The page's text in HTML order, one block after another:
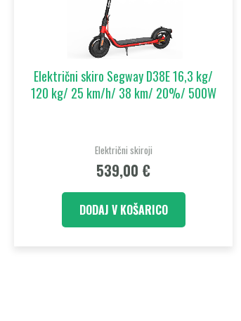
Električni skiro Segway D38E 16,3 kg/
120 kg/ 25 km/h/ 38 km/ 20%/ 500W
Električni skiroji
539,00 €
DODAJ V KOŠARICO